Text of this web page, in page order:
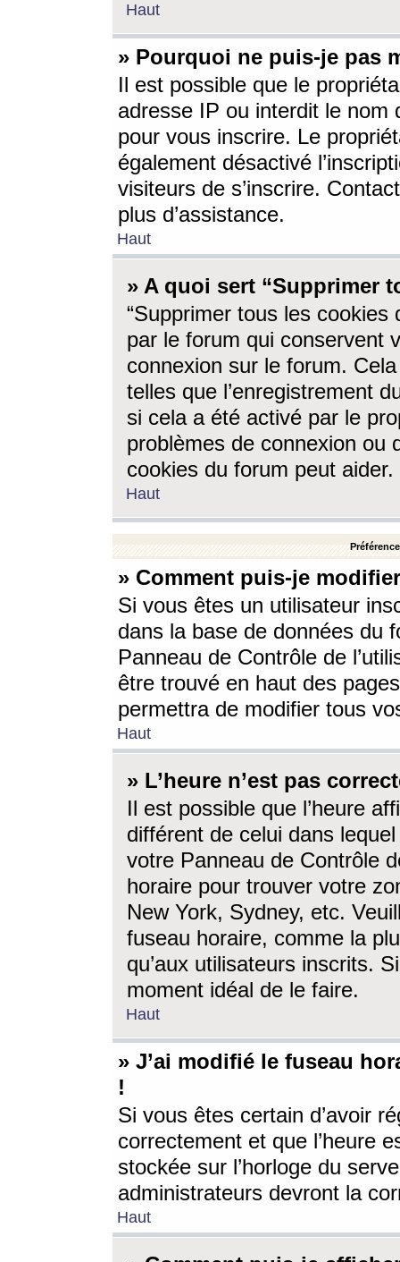
Haut
» Pourquoi ne puis-je pas
Il est possible que le
adresse IP ou interdit le nom
pour vous inscrire. Le
également désactivé
visiteurs de s’inscrire.
plus d’assistance.
Haut
» A quoi sert “Supprimer
“Supprimer tous les cookies
par le forum qui conservent
connexion sur le forum.
telles que l’enregistrement
si cela a été activé par le
problèmes de connexion ou
cookies du forum peut aider.
Haut
» Comment puis-je
Si vous êtes un utilisateur
dans la base de données du
Panneau de Contrôle de
être trouvé en haut des
permettra de modifier tous
Haut
» L’heure n’est pas
Il est possible que l’heure
différent de celui dans
votre Panneau de Contrôle
horaire pour trouver votre
New York, Sydney, etc.
fuseau horaire, comme la
qu’aux utilisateurs inscrits.
moment idéal de le faire.
Haut
» J’ai modifié le fuseau
!
Si vous êtes certain d’avoir
correctement et que l’heure
stockée sur l’horloge du
administrateurs devront la
Haut